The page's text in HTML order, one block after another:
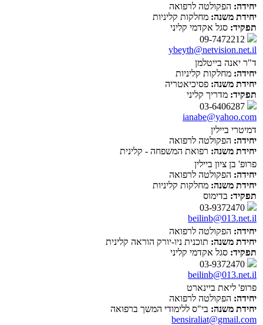
יחידה: הפקולטה לרפואה
יחידת משנה: מחלקות קליניות
תפקיד: סגל אקדמי קליני
ybeyth@netvision.net.il
ד"ר יאנה בייטלמן
יחידה: מחלקות קליניות
יחידת משנה: פסיכיאטריה
תפקיד: מדריך קליני
ianabe@yahoo.com
דמיטרי ביילין
יחידה: הפקולטה לרפואה
יחידת משנה: רפואת המשפחה - קלינית
פרופ' בן ציון ביילין
יחידה: הפקולטה לרפואה
יחידת משנה: מחלקות קליניות
תפקיד: בדימוס
beilinb@013.net.il
יחידה: הפקולטה לרפואה
יחידת משנה: תוכנית ניו-יורק הוראה קלינית
תפקיד: סגל אקדמי קליני
beilinb@013.net.il
פרופ' ליאת ביינארט
יחידה: הפקולטה לרפואה
יחידת משנה: בי"ס ללימודי המשך ברפואה
bensiraliat@gmail.com